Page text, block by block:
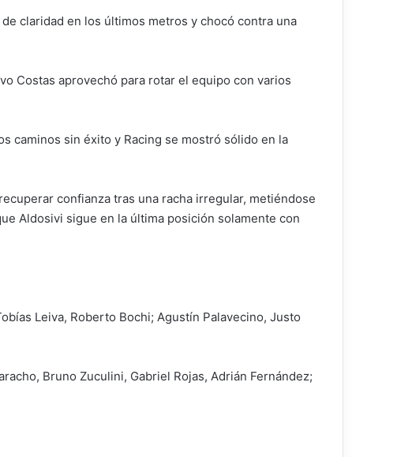
claridad en los últimos metros y chocó contra una
Costas aprovechó para rotar el equipo con varios
caminos sin éxito y Racing se mostró sólido en la
confianza tras una racha irregular, metiéndose
Aldosivi sigue en la última posición solamente con
Leiva, Roberto Bochi; Agustín Palavecino, Justo
Bruno Zuculini, Gabriel Rojas, Adrián Fernández;